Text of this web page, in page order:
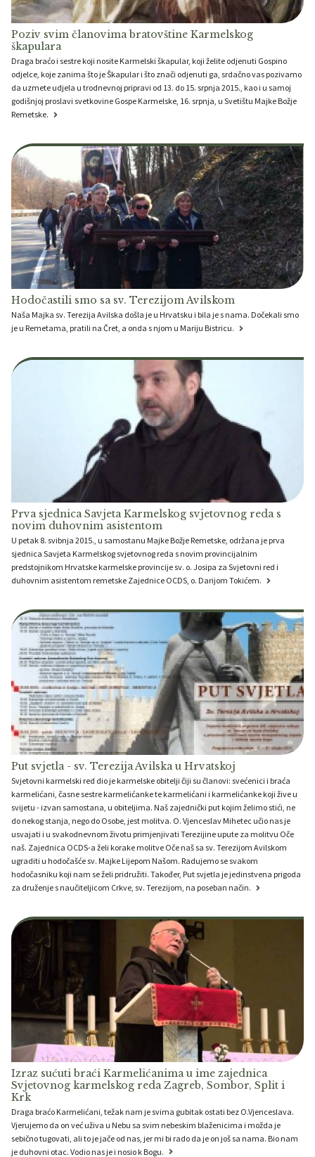
Poziv svim članovima bratovštine Karmelskog
škapulara
Draga braćo i sestre koji nosite Karmelski škapular, koji želite odjenuti Gospino
odjelce, koje zanima što je Škapular i što znači odjenuti ga, srdačno vas pozivamo
da uzmete udjela u trodnevnoj pripravi od 13. do 15. srpnja 2015., kao i u samoj
godišnjoj proslavi svetkovine Gospe Karmelske, 16. srpnja, u Svetištu Majke Božje
Remetske.
Hodočastili smo sa sv. Terezijom Avilskom
Naša Majka sv. Terezija Avilska došla je u Hrvatsku i bila je s nama. Dočekali smo
je u Remetama, pratili na Čret, a onda s njom u Mariju Bistricu.
Prva sjednica Savjeta Karmelskog svjetovnog reda s
novim duhovnim asistentom
U petak 8. svibnja 2015., u samostanu Majke Božje Remetske, održana je prva
sjednica Savjeta Karmelskog svjetovnog reda s novim provincijalnim
predstojnikom Hrvatske karmelske provincije sv. o. Josipa za Svjetovni red i
duhovnim asistentom remetske Zajednice OCDS, o. Darijom Tokićem.
Put svjetla - sv. Terezija Avilska u Hrvatskoj
Svjetovni karmelski red dio je karmelske obitelji čiji su članovi: svećenici i braća
karmelićani, časne sestre karmelićanke te karmelićani i karmelićanke koji žive u
svijetu - izvan samostana, u obiteljima. Naš zajednički put kojim želimo stići, ne
do nekog stanja, nego do Osobe, jest molitva. O. Vjenceslav Mihetec učio nas je
usvajati i u svakodnevnom životu primjenjivati Terezijine upute za molitvu Oče
naš. Zajednica OCDS-a želi korake molitve Oče naš sa sv. Terezijom Avilskom
ugraditi u hodočašće sv. Majke Lijepom Našom. Radujemo se svakom
hodočasniku koji nam se želi pridružiti. Također, Put svjetla je jedinstvena prigoda
za druženje s naučiteljicom Crkve, sv. Terezijom, na poseban način.
Izraz sućuti braći Karmelićanima u ime zajednica
Svjetovnog karmelskog reda Zagreb, Sombor, Split i
Krk
Draga braćo Karmelićani, težak nam je svima gubitak ostati bez O.Vjenceslava.
Vjerujemo da on već uživa u Nebu sa svim nebeskim blaženicima i možda je
sebično tugovati, ali to je jače od nas, jer mi bi rado da je on još sa nama. Bio nam
je duhovni otac. Vodio nas je i nosio k Bogu.